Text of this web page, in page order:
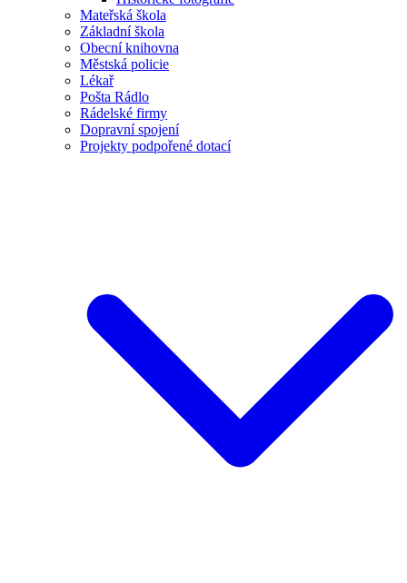
Mateřská škola
Základní škola
Obecní knihovna
Městská policie
Lékař
Pošta Rádlo
Rádelské firmy
Dopravní spojení
Projekty podpořené dotací